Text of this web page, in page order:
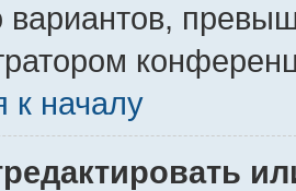
вариантов,
к началу